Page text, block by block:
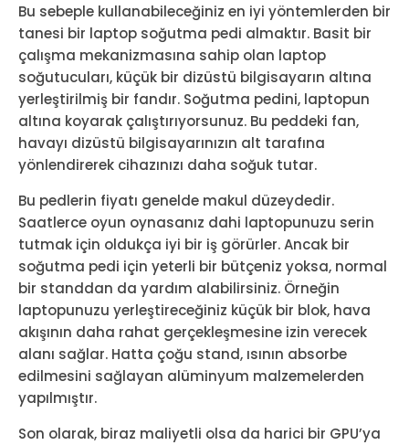
Bu sebeple kullanabileceğiniz en iyi yöntemlerden bir
tanesi bir laptop soğutma pedi almaktır. Basit bir
çalışma mekanizmasına sahip olan laptop
soğutucuları, küçük bir dizüstü bilgisayarın altına
yerleştirilmiş bir fandır. Soğutma pedini, laptopun
altına koyarak çalıştırıyorsunuz. Bu peddeki fan,
havayı dizüstü bilgisayarınızın alt tarafına
yönlendirerek cihazınızı daha soğuk tutar.
Bu pedlerin fiyatı genelde makul düzeydedir.
Saatlerce oyun oynasanız dahi laptopunuzu serin
tutmak için oldukça iyi bir iş görürler. Ancak bir
soğutma pedi için yeterli bir bütçeniz yoksa, normal
bir standdan da yardım alabilirsiniz. Örneğin
laptopunuzu yerleştireceğiniz küçük bir blok, hava
akışının daha rahat gerçekleşmesine izin verecek
alanı sağlar. Hatta çoğu stand, ısının absorbe
edilmesini sağlayan alüminyum malzemelerden
yapılmıştır.
Son olarak, biraz maliyetli olsa da harici bir GPU’ya